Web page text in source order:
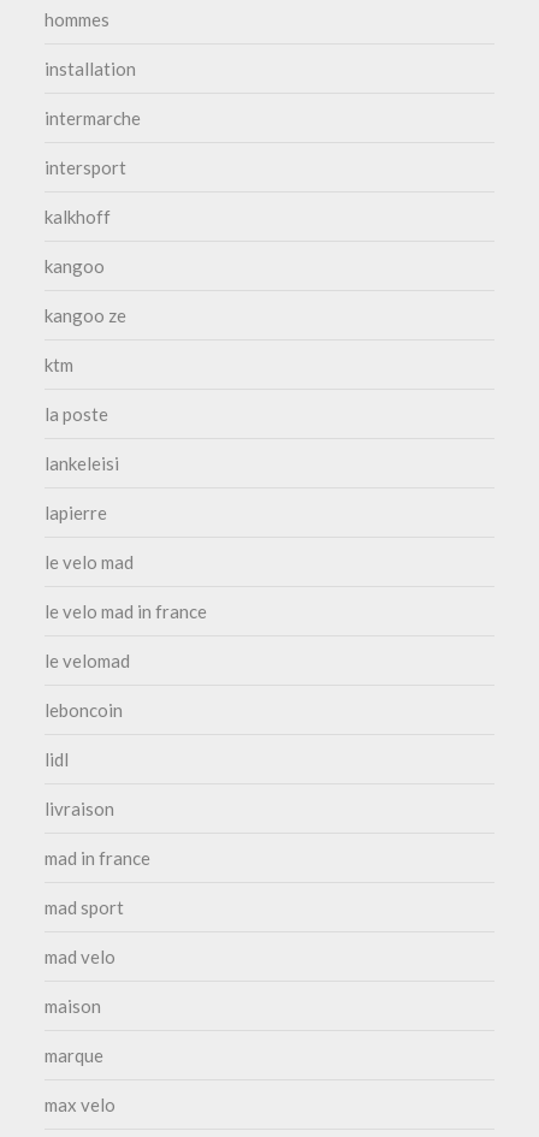
hommes
installation
intermarche
intersport
kalkhoff
kangoo
kangoo ze
ktm
la poste
lankeleisi
lapierre
le velo mad
le velo mad in france
le velomad
leboncoin
lidl
livraison
mad in france
mad sport
mad velo
maison
marque
max velo